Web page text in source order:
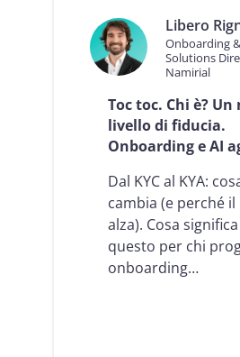
Libero
Onboarding
Solutions
Namirial
Toc toc. Chi è?
livello di fiducia.
Onboarding e AI
Dal KYC al KYA:
cambia (e perché il
alza). Cosa
questo per chi
onboarding…